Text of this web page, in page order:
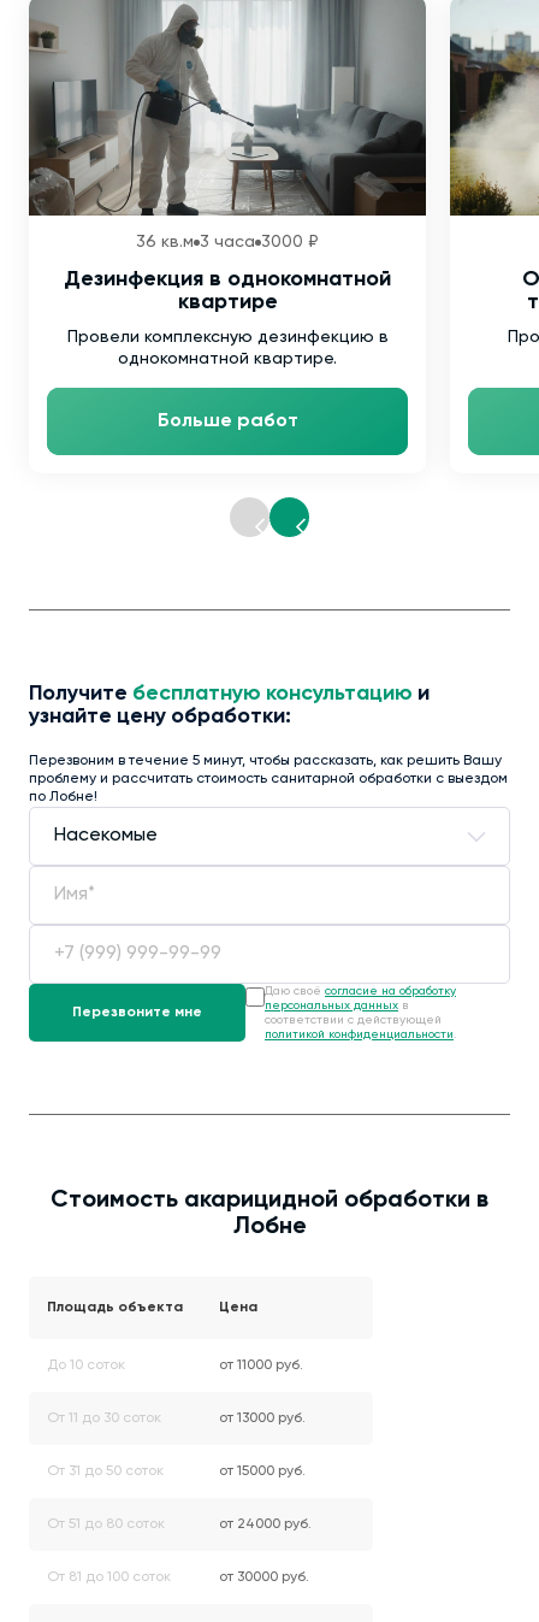
36 кв.м 3 часа 3000 ₽
Дезинфекция в однокомнатной
квартире
Провели комплексную дезинфекцию в
однокомнатной квартире.
Больше работ
Получите бесплатную консультацию и
узнайте цену обработки:
Перезвоним в течение 5 минут, чтобы рассказать, как решить Вашу
проблему и рассчитать стоимость санитарной обработки с выездом
по Лобне!
Даю своё согласие на обработку
персональных данных в
соответствии с действующей
политикой конфиденциальности .
Стоимость акарицидной обработки в
Лобне
Площадь объекта Цена
До 10 соток от 11000 руб.
От 11 до 30 соток от 13000 руб.
От 31 до 50 соток от 15000 руб.
От 51 до 80 соток от 24000 руб.
От 81 до 100 соток от 30000 руб.